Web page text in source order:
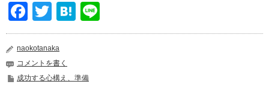
Facebook
TwitterHatena
naokotanaka
コメントを書く
成功する心構え、準備